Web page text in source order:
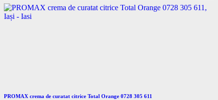
PROMAX crema de curatat citrice Total Orange 0728 305 611